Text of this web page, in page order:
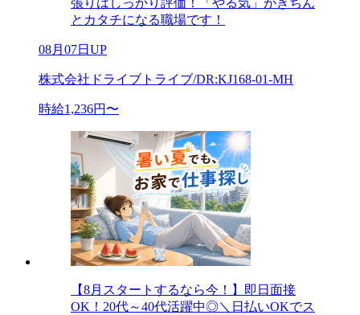
張りはしっかり評価！「やる気」がきちん
とカタチになる職場です！
08月07日UP
株式会社ドライブトライブ/DR:KJ168-01-MH
時給1,236円〜
【8月スタートするなら今！】即日面接
OK！20代～40代活躍中◎＼日払いOKでス